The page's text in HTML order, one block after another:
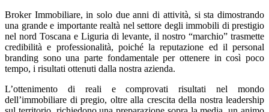
Broker Immobiliare, in solo due anni di attività, si sta dimostrando
una grande e importante realtà nel settore degli immobili di prestigio
nel nord Toscana e Liguria di levante, il nostro “marchio” trasmette
credibilità e professionalità, poiché la reputazione ed il personal
branding sono una parte fondamentale per ottenere in così poco
tempo, i risultati ottenuti dalla nostra azienda.
L’ottenimento di reali e comprovati risultati nel mondo
dell’immobiliare di pregio, oltre alla crescita della nostra leadership